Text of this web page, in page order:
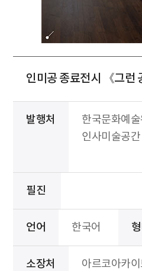
인미공 종료전시 《그런
발행처
한국문화예술
인사미술공간
필진
언어 한국어
소장처 아르코아카